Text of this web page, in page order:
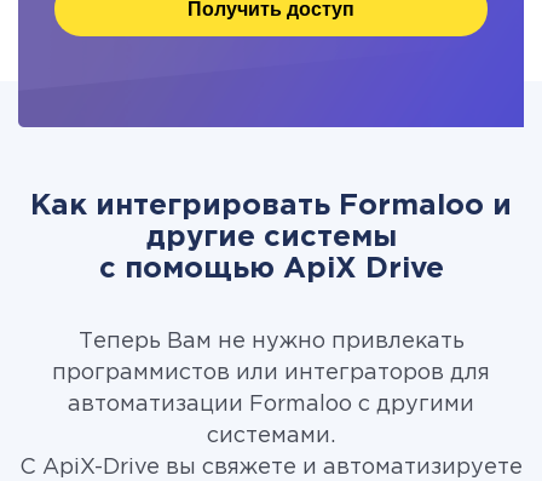
Получить доступ
Как интегрировать Formaloo и
другие системы
c помощью ApiX Drive
Теперь Вам не нужно привлекать
программистов или интеграторов для
автоматизации Formaloo с другими
системами.
С ApiX-Drive вы свяжете и автоматизируете